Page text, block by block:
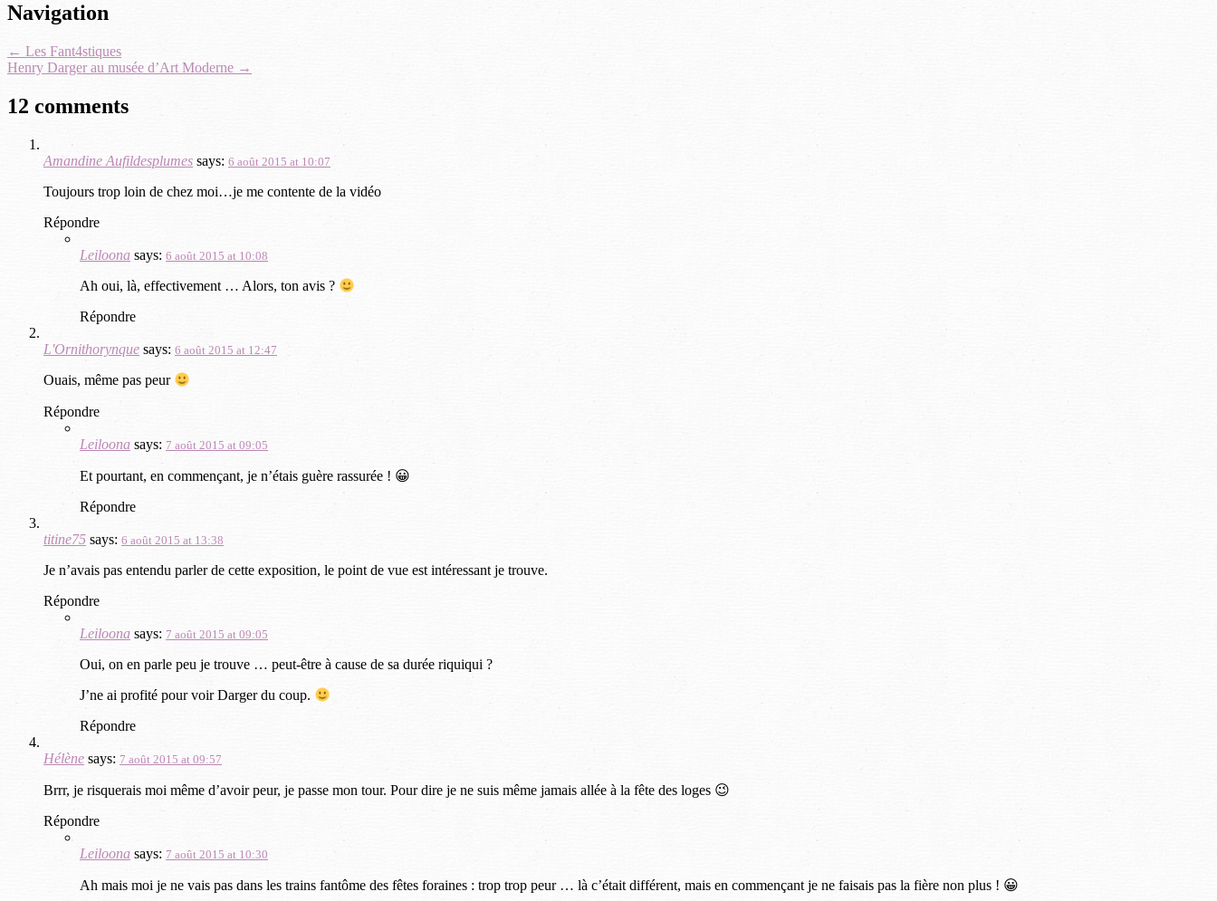
Navigation
← Les Fant4stiques
Henry Darger au musée d’Art Moderne →
12 comments
Amandine Aufildesplumes says: 6 août 2015 at 10:07
Toujours trop loin de chez moi…je me contente de la vidéo
Répondre
Leiloona says: 6 août 2015 at 10:08
Ah oui, là, effectivement … Alors, ton avis ?
Répondre
L'Ornithorynque says: 6 août 2015 at 12:47
Ouais, même pas peur
Répondre
Leiloona says: 7 août 2015 at 09:05
Et pourtant, en commençant, je n’étais guère rassurée ! 😀
Répondre
titine75 says: 6 août 2015 at 13:38
Je n’avais pas entendu parler de cette exposition, le point de vue est intéressant je trouve.
Répondre
Leiloona says: 7 août 2015 at 09:05
Oui, on en parle peu je trouve … peut-être à cause de sa durée riquiqui ?
J’ne ai profité pour voir Darger du coup.
Répondre
Hélène says: 7 août 2015 at 09:57
Brrr, je risquerais moi même d’avoir peur, je passe mon tour. Pour dire je ne suis même jamais allée à la fête des loges 😉
Répondre
Leiloona says: 7 août 2015 at 10:30
Ah mais moi je ne vais pas dans les trains fantôme des fêtes foraines : trop trop peur … là c’était différent, mais en commençant je ne faisais pas la fière non plus ! 😀